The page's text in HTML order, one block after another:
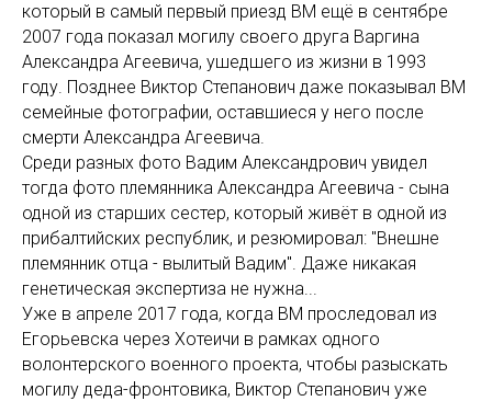
который в самый первый приезд ВМ ещё в сентябре
2007 года показал могилу своего друга Варгина
Александра Агеевича, ушедшего из жизни в 1993
году. Позднее Виктор Степанович даже показывал ВМ
семейные фотографии, оставшиеся у него после
смерти Александра Агеевича.
Среди разных фото Вадим Александрович увидел
тогда фото племянника Александра Агеевича - сына
одной из старших сестер, который живёт в одной из
прибалтийских республик, и резюмировал: "Внешне
племянник отца - вылитый Вадим". Даже никакая
генетическая экспертиза не нужна...
Уже в апреле 2017 года, когда ВМ проследовал из
Егорьевска через Хотеичи в рамках одного
волонтерского военного проекта, чтобы разыскать
могилу деда-фронтовика, Виктор Степанович уже